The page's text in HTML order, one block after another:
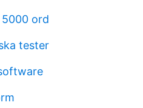
ord
tester